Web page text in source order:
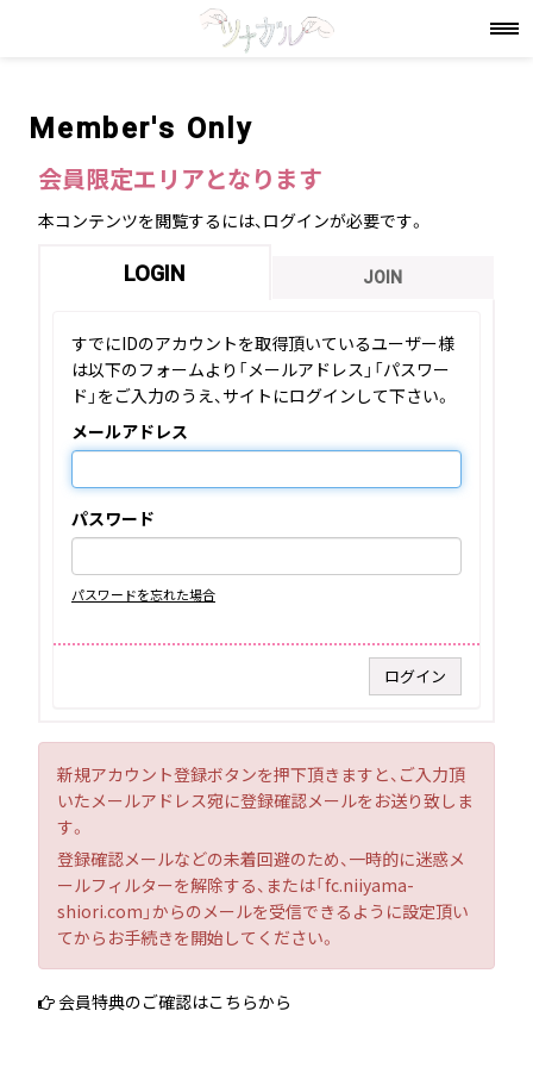
Member's Only
会員限定エリアとなります
本コンテンツを閲覧するには、ログインが必要です。
LOGIN JOIN
すでにIDのアカウントを取得頂いているユーザー様
は以下のフォームより「メールアドレス」「パスワー
ド」をご入力のうえ、サイトにログインして下さい。
メールアドレス
パスワード
パスワードを忘れた場合
新規アカウント登録ボタンを押下頂きますと、ご入力頂
いたメールアドレス宛に登録確認メールをお送り致しま
す。
登録確認メールなどの未着回避のため、一時的に迷惑メ
ールフィルターを解除する、または「fc.niiyama-
shiori.com」からのメールを受信できるように設定頂い
てからお手続きを開始してください。
会員特典のご確認はこちらから